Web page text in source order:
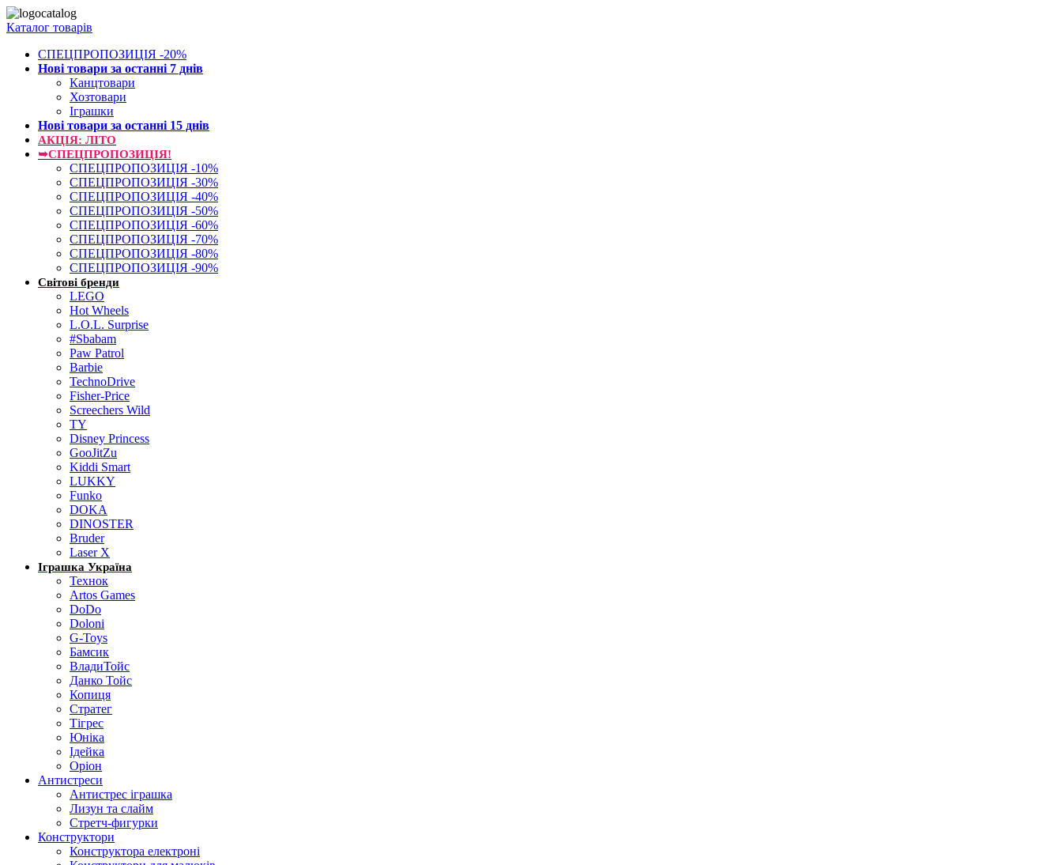
Каталог товарів
СПЕЦПРОПОЗИЦІЯ -20%
Нові товари за останнi 7 днiв
Канцтовари
Хозтовари
Іграшки
Нові товари за останнi 15 днiв
АКЦІЯ: ЛІТО
➥СПЕЦПРОПОЗИЦІЯ!
СПЕЦПРОПОЗИЦІЯ -10%
СПЕЦПРОПОЗИЦІЯ -30%
СПЕЦПРОПОЗИЦІЯ -40%
СПЕЦПРОПОЗИЦІЯ -50%
СПЕЦПРОПОЗИЦІЯ -60%
СПЕЦПРОПОЗИЦІЯ -70%
СПЕЦПРОПОЗИЦІЯ -80%
СПЕЦПРОПОЗИЦІЯ -90%
Світові бренди
LEGO
Hot Wheels
L.O.L. Surprise
#Sbabam
Paw Patrol
Barbie
TechnoDrive
Fisher-Price
Screechers Wild
TY
Disney Princess
GooJitZu
Kiddi Smart
LUKKY
Funko
DOKA
DINOSTER
Bruder
Laser X
Іграшка Україна
Технок
Artos Games
DoDo
Doloni
G-Toys
Бамсик
ВладиТойс
Данко Тойс
Копиця
Стратег
Тігрес
Юніка
Ідейка
Оріон
Антистреси
Антистрес іграшка
Лизун та слайм
Стретч-фигурки
Конструктори
Конструктора електроні